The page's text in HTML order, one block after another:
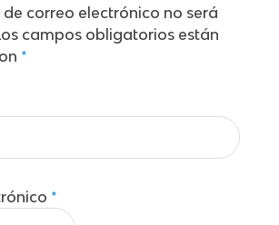
de correo electrónico no será
campos obligatorios están
*
*